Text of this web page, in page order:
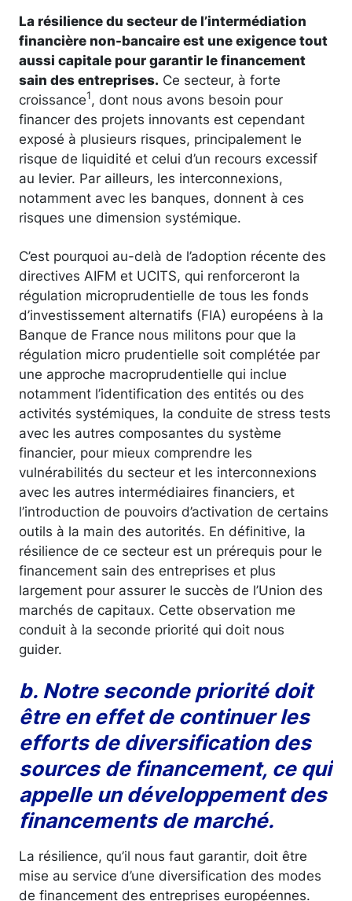
La résilience du secteur de l’intermédiation
financière non-bancaire est une exigence tout
aussi capitale pour garantir le financement
sain des entreprises. Ce secteur, à forte
croissance1 , dont nous avons besoin pour
financer des projets innovants est cependant
exposé à plusieurs risques, principalement le
risque de liquidité et celui d’un recours excessif
au levier. Par ailleurs, les interconnexions,
notamment avec les banques, donnent à ces
risques une dimension systémique.
C’est pourquoi au-delà de l’adoption récente des
directives AIFM et UCITS, qui renforceront la
régulation microprudentielle de tous les fonds
d’investissement alternatifs (FIA) européens à la
Banque de France nous militons pour que la
régulation micro prudentielle soit complétée par
une approche macroprudentielle qui inclue
notamment l’identification des entités ou des
activités systémiques, la conduite de stress tests
avec les autres composantes du système
financier, pour mieux comprendre les
vulnérabilités du secteur et les interconnexions
avec les autres intermédiaires financiers, et
l’introduction de pouvoirs d’activation de certains
outils à la main des autorités. En définitive, la
résilience de ce secteur est un prérequis pour le
financement sain des entreprises et plus
largement pour assurer le succès de l’Union des
marchés de capitaux. Cette observation me
conduit à la seconde priorité qui doit nous
guider.
b. Notre seconde priorité doit
être en effet de continuer les
efforts de diversification des
sources de financement, ce qui
appelle un développement des
financements de marché.
La résilience, qu’il nous faut garantir, doit être
mise au service d’une diversification des modes
de financement des entreprises européennes.